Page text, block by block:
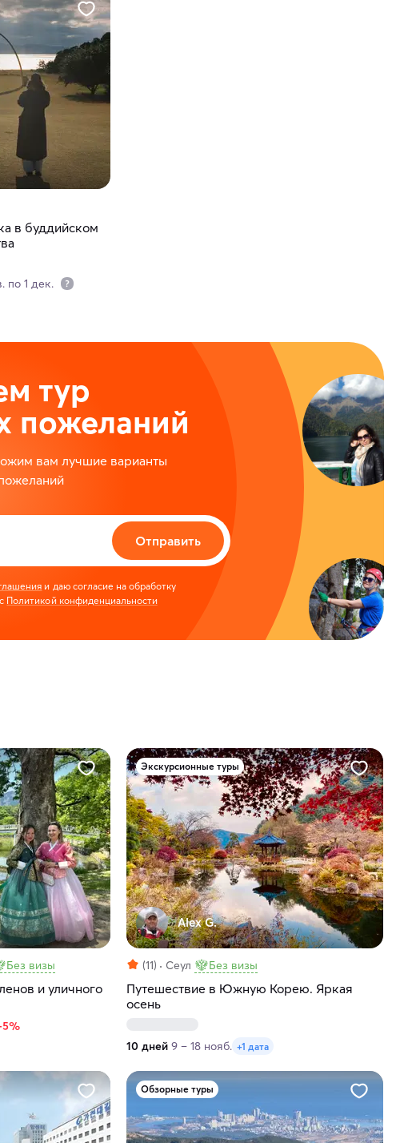
в буддийском
по 1 дек.
тур
пожеланий
вам лучшие варианты
Отправить
и даю согласие на обработку
Политикой конфиденциальности
Без визы
и уличного
Экскурсионные туры
Alex G.
(11) Сеул Без визы
Путешествие в Южную Корею. Яркая
осень
10 дней 9 – 18 нояб. +1 дата
Обзорные туры